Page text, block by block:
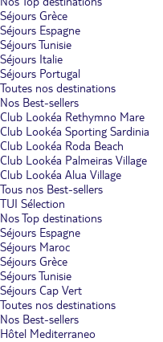
Séjours Grèce
Séjours Espagne
Séjours Tunisie
Séjours Italie
Séjours Portugal
Toutes nos destinations
Nos Best-sellers
Club Lookéa Rethymno Mare
Club Lookéa Sporting Sardinia
Club Lookéa Roda Beach
Club Lookéa Palmeiras Village
Club Lookéa Alua Village
Tous nos Best-sellers
TUI Sélection
Nos Top destinations
Séjours Espagne
Séjours Maroc
Séjours Grèce
Séjours Tunisie
Séjours Cap Vert
Toutes nos destinations
Nos Best-sellers
Hôtel Mediterraneo